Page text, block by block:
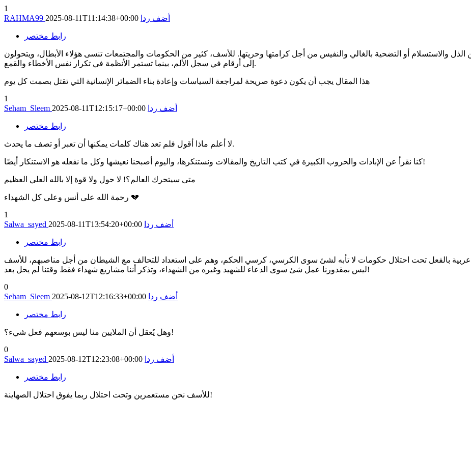
1
RAHMA99 2025-08-11T11:14:38+00:00 أضف ردا
رابط مختصر
والاستسلام أو التضحية بالغالي والنفيس من أجل كرامتها وحريتها. للأسف، كثير من الحكومات والمجتمعات تنسى هؤلاء الأبطال، ويتحولون
إلى أرقام في سجل الألم، بينما تستمر الأنظمة في تكرار نفس الأخطاء والقمع.
هذا المقال يجب أن يكون دعوة صريحة لمراجعة السياسات وإعادة بناء الضمائر الإنسانية التي تقتل بصمت كل يوم
1
Seham_Sleem 2025-08-11T12:15:17+00:00 أضف ردا
رابط مختصر
لا أعلم ماذا أقول فلم تعد هناك كلمات يمكنها أن تعبر أو تصف ما يحدث.
كنا نقرأ عن الإبادات والحروب الكبيرة في كتب التاريخ والمقالات ونستنكرها، واليوم أصبحنا نعيشها وكل ما نفعله هو الاستنكار أيضًا!
متى سيتحرك العالم؟! لا حول ولا قوة إلا بالله العلي العظيم
رحمة الله على أنس وعلى كل الشهداء 💔
1
Salwa_sayed 2025-08-11T13:54:20+00:00 أضف ردا
رابط مختصر
بالفعل تحت احتلال حكومات لا تأبه لشئ سوى الكرسي، كرسي الحكم، وهم على استعداد للتحالف مع الشيطان من أجل مناصبهم، للأسف
ليس بمقدورنا عمل شئ سوى الدعاء للشهيد وغيره من الشهداء، وتذكر أننا مشاريع شهداء فقط وقتنا لم يحل بعد!
0
Seham_Sleem 2025-08-12T12:16:33+00:00 أضف ردا
رابط مختصر
وهل يُعقل أن الملايين منا ليس بوسعهم فعل شيء؟!
0
Salwa_sayed 2025-08-12T12:23:08+00:00 أضف ردا
رابط مختصر
للأسف نحن مستعمرين وتحت احتلال ربما يفوق احتلال الصهاينة!